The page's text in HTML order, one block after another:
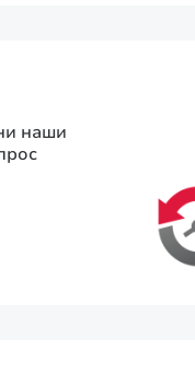
наши